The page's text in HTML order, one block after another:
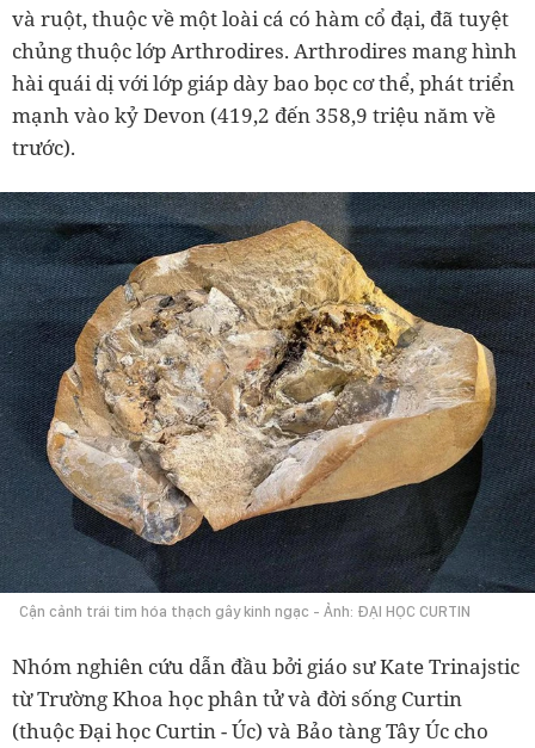
và ruột, thuộc về một loài cá có hàm cổ đại, đã tuyệt
chủng thuộc lớp Arthrodires. Arthrodires mang hình
hài quái dị với lớp giáp dày bao bọc cơ thể, phát triển
mạnh vào kỷ Devon (419,2 đến 358,9 triệu năm về
trước).
Cận cảnh trái tim hóa thạch gây kinh ngạc - Ảnh: ĐẠI HỌC CURTIN
Nhóm nghiên cứu dẫn đầu bởi giáo sư Kate Trinajstic
từ Trường Khoa học phân tử và đời sống Curtin
(thuộc Đại học Curtin - Úc) và Bảo tàng Tây Úc cho